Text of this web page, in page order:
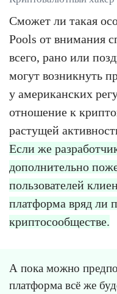
Сможет ли такая
Pools от внимания
всего, рано или
могут возникнуть
у американских
отношение к
растущей
Если же
дополнительно
пользователей
платформа вряд ли
криптосообществе.
А пока можно
платформа всё же